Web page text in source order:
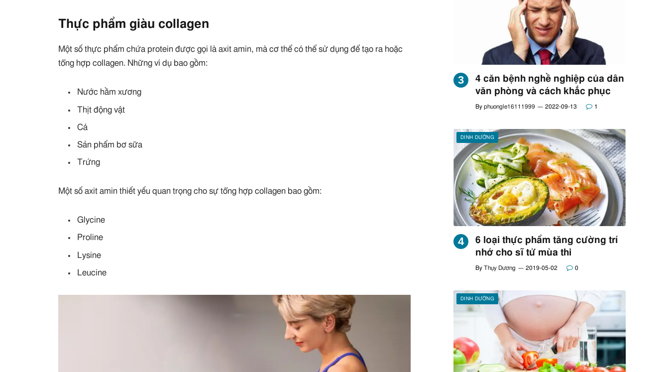
Thực phẩm giàu collagen
Một số thực phẩm chứa protein được gọi là axit amin, mà cơ thể có thể sử dụng để tạo ra hoặc
tổng hợp collagen. Những ví dụ bao gồm:
Nước hầm xương
Thịt động vật
Cá
Sản phẩm bơ sữa
Trứng
Một số axit amin thiết yếu quan trọng cho sự tổng hợp collagen bao gồm:
Glycine
Proline
Lysine
Leucine
4 căn bệnh nghề nghiệp của dân
văn phòng và cách khắc phục
By phuongle16111999 2022-09-13 1
DINH DƯỠNG
6 loại thực phẩm tăng cường trí
nhớ cho sĩ tử mùa thi
By Thụy Dương 2019-05-02 0
DINH DƯỠNG